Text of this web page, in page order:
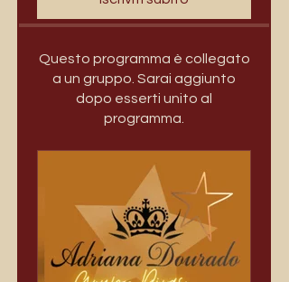
Questo programma è collegato
a un gruppo. Sarai aggiunto
dopo esserti unito al
programma.